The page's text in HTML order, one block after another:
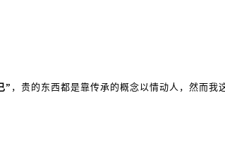
” ，贵的东西都是靠传承的概念以情动人，然而我